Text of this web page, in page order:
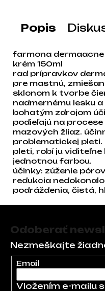
Popis
farmona
krém 150ml
rad prípravkov
pre mastnú,
sklonom k tvorbe
nadmernému lesku
bohatým zdrojom
podieľajú na
mazových žliaz.
problematickej
pleti, robí ju viditeľne
jednotnou farbou.
účinky: zúženie
redukcia
podráždenia, čistá,
Odoberať
Nezmeškajte
Email
Vložením e-mailu